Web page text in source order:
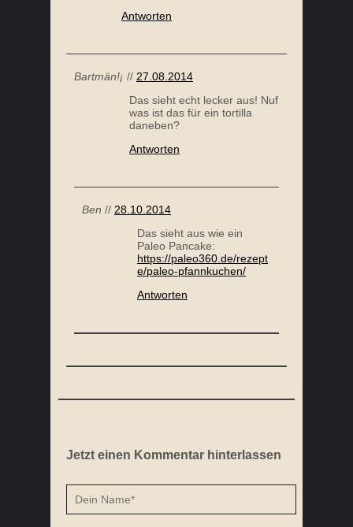
Antworten
Bartmän!¡ // 27.08.2014
Das sieht echt lecker aus! Nuf
was ist das für ein tortilla
daneben?
Antworten
Ben // 28.10.2014
Das sieht aus wie ein
Paleo Pancake:
https://paleo360.de/rezept
e/paleo-pfannkuchen/
Antworten
Jetzt einen Kommentar hinterlassen